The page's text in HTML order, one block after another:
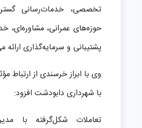
تخصصی، خدمات‌رسانی
حوزه‌های عمرانی، مشاوره‌ای،
پشتیبانی و سرمایه‌گذاری
وی با ابراز خرسندی از ارتباط
با شهرداری دابودشت افزود:
تعاملات شکل‌گرفته با